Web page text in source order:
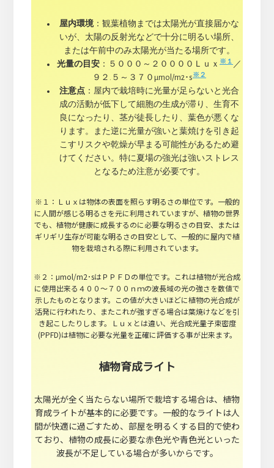
屋内環境：観葉植物までは太陽光が直接届かな
いが、太陽の反射光などで十分に明るい場所、
または午前中のみ太陽光が当たる場所です。
光量の目安 ：５０００～２００００Ｌｕｘ ※１ ／
９２.５～３７０μmol/m2･s ※２
注意点 ：屋内で栽培時に光量が足らないと光合
成の活動が低下して細胞の生成が滞り、生育不
良になったり、茎が徒長したり、葉色が悪くな
ります。また逆に光量が強いと葉焼けを引き起
こすリスクや乾燥が早まる可能性があるため避
けてください。特に夏場の強光は強いストレス
となるため注意が必要です。
※１：Ｌｕｘは物体の表面を照らす明るさの単位です。一般的
に人間が感じる明るさを元に利用されていますが、植物の世界
でも、植物が健康に成長するのに必要な明るさの目安、または
ギリギリ生存が可能な明るさの目安として、一般的に屋内で植
物を栽培される際に利用されています。
※２：μmol/m2･sはＰＰＦＤの単位です。これは植物が光合成
に使用出来る４００～７００ｎｍの波長域の光の強さを数値で
示したものとなります。この値が大きいほどに植物の光合成が
活発に行われたり、またこれが強すぎる場合は葉焼けなどを引
き起こしたりします。Ｌｕｘとは違い、光合成光量子束密度
(PPFD)は植物に必要な光量を正確に評価する事が出来ます。
植物育成ライト
太陽光が全く当たらない場所で栽培する場合は、植物
育成ライトが基本的に必要です。一般的なライトは人
間が快適に過ごすため、部屋を明るくする目的で使わ
ており、植物の成長に必要な赤色光や青色光といった
波長が不足している場合が多いからです。